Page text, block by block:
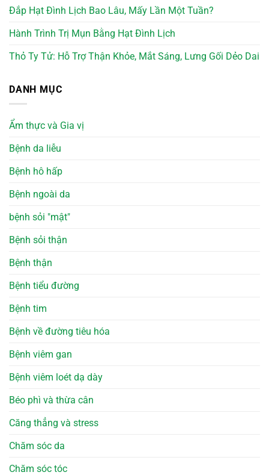
Đắp Hạt Đình Lịch Bao Lâu, Mấy Lần Một Tuần?
Hành Trình Trị Mụn Bằng Hạt Đình Lịch
Thỏ Ty Tử: Hỗ Trợ Thận Khỏe, Mắt Sáng, Lưng Gối Dẻo Dai
DANH MỤC
Ẩm thực và Gia vị
Bệnh da liễu
Bệnh hô hấp
Bệnh ngoài da
bệnh sỏi "mật"
Bệnh sỏi thận
Bệnh thận
Bệnh tiểu đường
Bệnh tim
Bệnh về đường tiêu hóa
Bệnh viêm gan
Bệnh viêm loét dạ dày
Béo phì và thừa cân
Căng thẳng và stress
Chăm sóc da
Chăm sóc tóc